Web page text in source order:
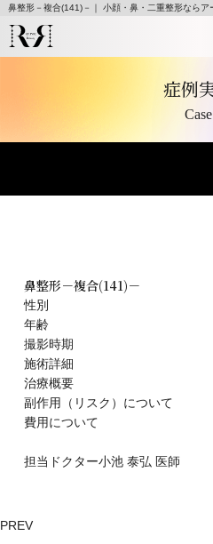
鼻整形－複合(141)－｜ 小顔・鼻・二重整形なら
症例
Case
鼻整形－複合(141)－
性別
年齢
撮影時期
施術詳細
治療概要
副作⽤（リスク）について
費⽤について
担当ドクター小池 泰弘 医師
PREV